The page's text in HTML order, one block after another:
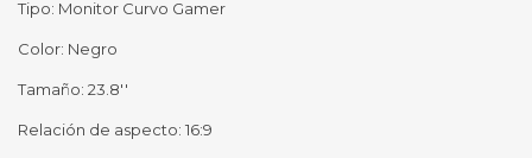
Tipo: Monitor Curvo Gamer
Color: Negro
Tamaño: 23.8''
Relación de aspecto: 16:9